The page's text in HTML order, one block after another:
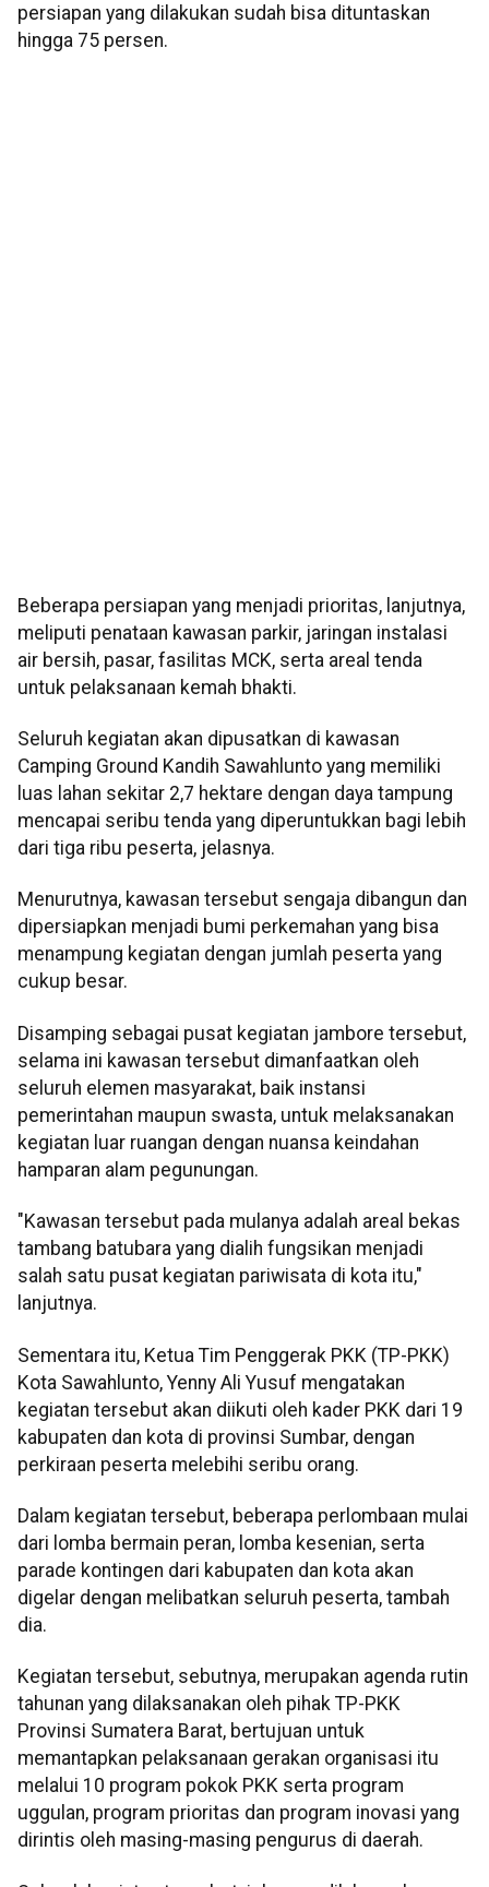
persiapan yang dilakukan sudah bisa dituntaskan
hingga 75 persen.
Beberapa persiapan yang menjadi prioritas, lanjutnya,
meliputi penataan kawasan parkir, jaringan instalasi
air bersih, pasar, fasilitas MCK, serta areal tenda
untuk pelaksanaan kemah bhakti.
Seluruh kegiatan akan dipusatkan di kawasan
Camping Ground Kandih Sawahlunto yang memiliki
luas lahan sekitar 2,7 hektare dengan daya tampung
mencapai seribu tenda yang diperuntukkan bagi lebih
dari tiga ribu peserta, jelasnya.
Menurutnya, kawasan tersebut sengaja dibangun dan
dipersiapkan menjadi bumi perkemahan yang bisa
menampung kegiatan dengan jumlah peserta yang
cukup besar.
Disamping sebagai pusat kegiatan jambore tersebut,
selama ini kawasan tersebut dimanfaatkan oleh
seluruh elemen masyarakat, baik instansi
pemerintahan maupun swasta, untuk melaksanakan
kegiatan luar ruangan dengan nuansa keindahan
hamparan alam pegunungan.
"Kawasan tersebut pada mulanya adalah areal bekas
tambang batubara yang dialih fungsikan menjadi
salah satu pusat kegiatan pariwisata di kota itu,"
lanjutnya.
Sementara itu, Ketua Tim Penggerak PKK (TP-PKK)
Kota Sawahlunto, Yenny Ali Yusuf mengatakan
kegiatan tersebut akan diikuti oleh kader PKK dari 19
kabupaten dan kota di provinsi Sumbar, dengan
perkiraan peserta melebihi seribu orang.
Dalam kegiatan tersebut, beberapa perlombaan mulai
dari lomba bermain peran, lomba kesenian, serta
parade kontingen dari kabupaten dan kota akan
digelar dengan melibatkan seluruh peserta, tambah
dia.
Kegiatan tersebut, sebutnya, merupakan agenda rutin
tahunan yang dilaksanakan oleh pihak TP-PKK
Provinsi Sumatera Barat, bertujuan untuk
memantapkan pelaksanaan gerakan organisasi itu
melalui 10 program pokok PKK serta program
uggulan, program prioritas dan program inovasi yang
dirintis oleh masing-masing pengurus di daerah.